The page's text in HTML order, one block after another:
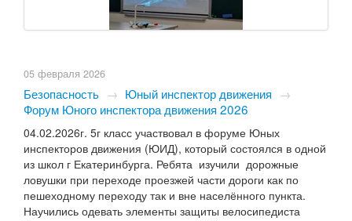
05 февраля 2026
Безопасность → Юный инспектор движения →
Форум Юного инспектора движения 2026
04.02.2026г. 5г класс участвовал в форуме Юных
инспекторов движения (ЮИД), который состоялся в одной
из школ г Екатеринбурга. Ребята изучили дорожные
ловушки при переходе проезжей части дороги как по
пешеходному переходу так и вне населённого пункта.
Научились одевать элементы защиты велосипедиста